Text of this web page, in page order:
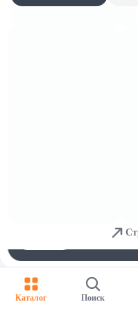
Каталог Поиск
Отказаться